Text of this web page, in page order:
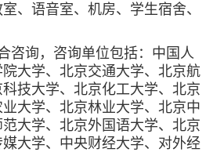
、语音室、机房、学生宿舍、
咨询，咨询单位包括：中国人
大学、北京交通大学、北京航
技大学、北京化工大学、北京
大学、北京林业大学、北京中
大学、北京外国语大学、北京
大学、中央财经大学、对外经